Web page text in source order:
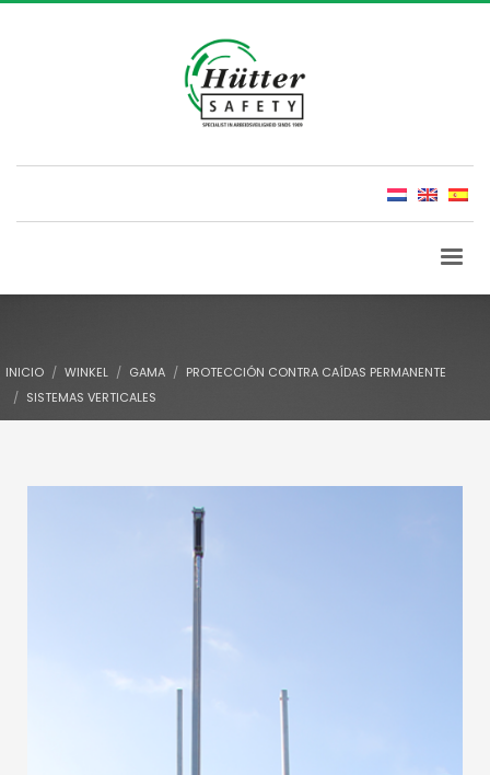
INICIO WINKEL GAMA
PROTECCIÓN CONTRA CAÍDAS PERMANENTE
SISTEMAS VERTICALES